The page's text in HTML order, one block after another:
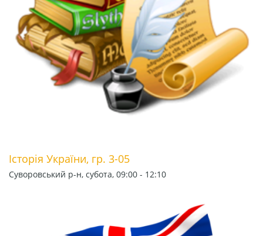
Історія України, гр. 3-05
Суворовський р-н, субота, 09:00 - 12:10